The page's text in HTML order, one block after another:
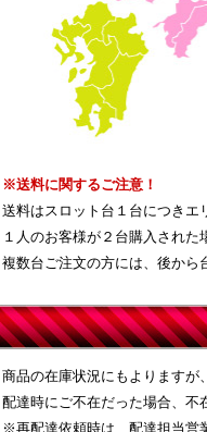
※送料に関するご注意！
送料はスロット台１台につきエ
１人のお客様が２台購入された
複数台ご注文の方には、後から
商品の在庫状況にもよりますが
配達時にご不在だった場合、不
※再配達依頼時は、配達担当営